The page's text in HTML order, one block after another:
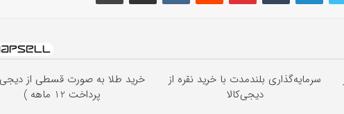
سرمایه‌گذاری بلندمدت با خرید نقره از
دیجی‌کالا
خرید طلا به صورت قسطی از
پرداخت 12 ماهه )